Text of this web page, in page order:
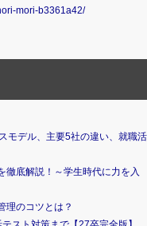
mori-b3361a42/
モデル、主要5社の違い、就職活
徹底解説！～学生時代に力を入
理のコツとは？